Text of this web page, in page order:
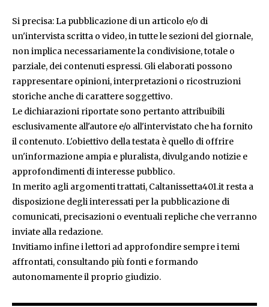
Si precisa: La pubblicazione di un articolo e/o di
un'intervista scritta o video, in tutte le sezioni del giornale,
non implica necessariamente la condivisione, totale o
parziale, dei contenuti espressi. Gli elaborati possono
rappresentare opinioni, interpretazioni o ricostruzioni
storiche anche di carattere soggettivo.
Le dichiarazioni riportate sono pertanto attribuibili
esclusivamente all'autore e/o all'intervistato che ha fornito
il contenuto. L'obiettivo della testata è quello di offrire
un'informazione ampia e pluralista, divulgando notizie e
approfondimenti di interesse pubblico.
In merito agli argomenti trattati, Caltanissetta401.it resta a
disposizione degli interessati per la pubblicazione di
comunicati, precisazioni o eventuali repliche che verranno
inviate alla redazione.
Invitiamo infine i lettori ad approfondire sempre i temi
affrontati, consultando più fonti e formando
autonomamente il proprio giudizio.